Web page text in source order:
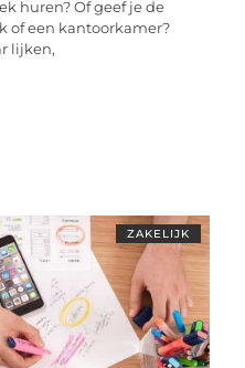
huren? Of geef je de
of een kantoorkamer?
lijken,
ZAKELIJK